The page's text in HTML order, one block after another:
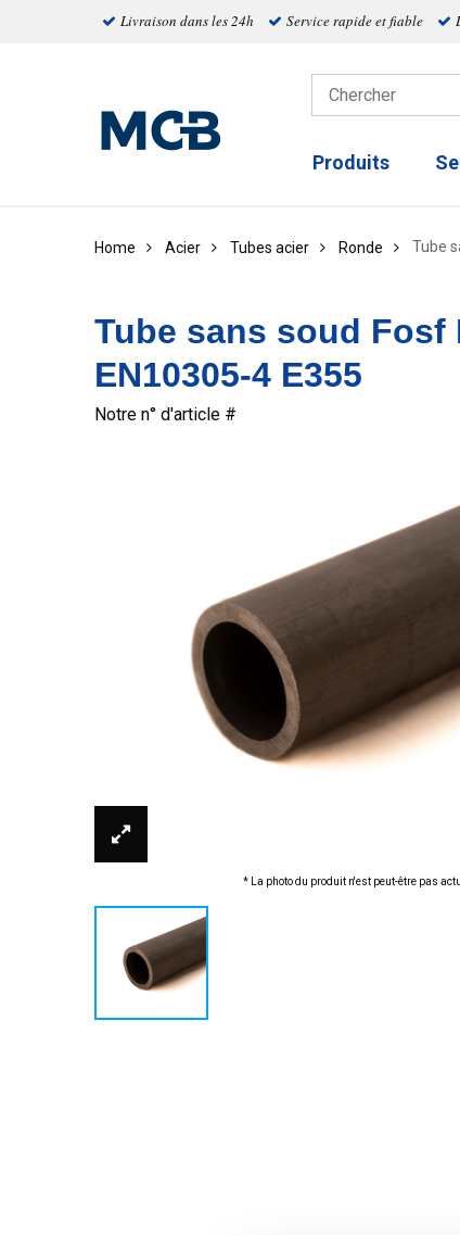
Livraison dans les 24h Service rapide et fiable
Produits
Home Acier Tubes acier Ronde Tube
Tube sans soud
EN10305-4 E355
Notre n° d'article #
* La photo du produit n'est peut-être pas